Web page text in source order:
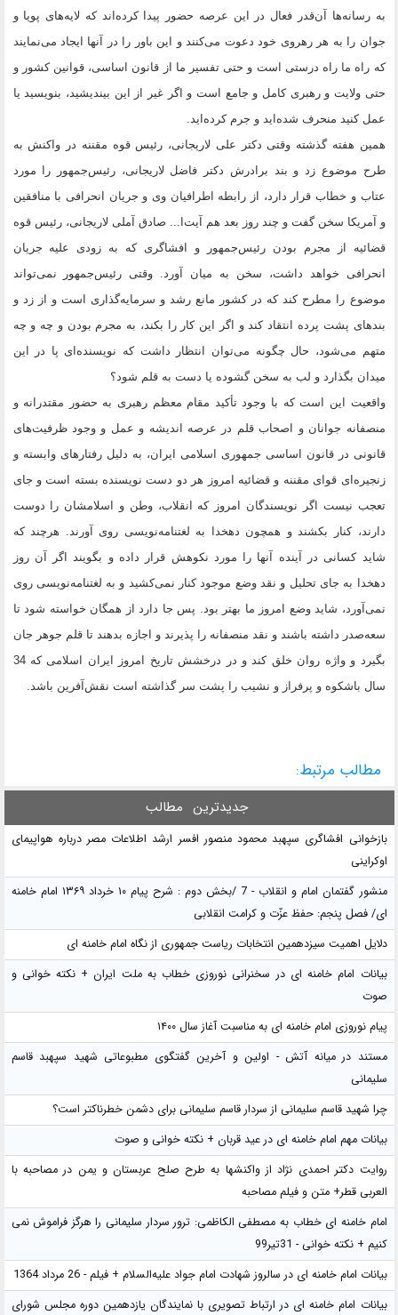
به رسانه‌ها آن‌قدر فعال در این عرصه حضور پیدا کرده‌اند که لایه‌های پویا و
جوان را به هر رهروی خود دعوت می‌کنند و این باور را در آنها ایجاد می‌نمایند
که راه ما راه درستی است و حتی تفسیر ما از قانون اساسی، قوانین کشور و
حتی ولایت و رهبری کامل و جامع است و اگر غیر از این بیندیشید، بنویسید یا
عمل کنید منحرف شده‌اید و جرم کرده‌اید.
همین هفته گذشته وقتی دکتر علی لاریجانی، رئیس قوه مقننه در واکنش به
طرح موضوع زد و بند برادرش دکتر فاضل لاریجانی، رئیس‌جمهور را مورد
عتاب و خطاب قرار دارد، از رابطه اطرافیان وی و جریان انحرافی با منافقین
و آمریکا سخن گفت و چند روز بعد هم آیت‌ا... صادق آملی لاریجانی، رئیس قوه
قضائیه از مجرم بودن رئیس‌جمهور و افشاگری که به زودی علیه جریان
انحرافی خواهد داشت، سخن به میان آورد. وقتی رئیس‌جمهور نمی‌تواند
موضوع را مطرح کند که در کشور مانع رشد و سرمایه‌گذاری است و از زد و
بندهای پشت پرده انتقاد کند و اگر این کار را بکند، به مجرم بودن و چه و چه
متهم می‌شود، حال چگونه می‌توان انتظار داشت که نویسنده‌ای پا در این
میدان بگذارد و لب به سخن گشوده یا دست به قلم شود؟
واقعیت این است که با وجود تأکید مقام معظم رهبری به حضور مقتدرانه و
منصفانه جوانان و اصحاب قلم در عرصه اندیشه و عمل و وجود ظرفیت‌های
قانونی در قانون اساسی جمهوری اسلامی ایران، به دلیل رفتارهای وابسته و
زنجیره‌ای قوای مقننه و قضائیه امروز هر دو دست نویسنده بسته است و جای
تعجب نیست اگر نویسندگان امروز که انقلاب، وطن و اسلامشان را دوست
دارند، کنار بکشند و همچون دهخدا به لغتنامه‌نویسی روی آورند. هرچند که
شاید کسانی در آینده آنها را مورد نکوهش قرار داده و بگویند اگر آن روز
دهخدا به جای تحلیل و نقد وضع موجود کنار نمی‌کشید و به لغتنامه‌نویسی روی
نمی‌آورد، شاید وضع امروز ما بهتر بود. پس جا دارد از همگان خواسته شود تا
سعه‌صدر داشته باشند و نقد منصفانه را پذیرند و اجازه بدهند تا قلم جوهر جان
بگیرد و واژه روان خلق کند و در درخشش تاریخ امروز ایران اسلامی که 34
سال باشکوه و پرفراز و نشیب را پشت سر گذاشته است نقش‌آفرین باشد.
مطالب مرتبط:
جدیدترین مطالب
بازخوانی افشاگری سپهبد محمود منصور افسر ارشد اطلاعات مصر درباره هواپیمای
اوکراینی
منشور گفتمان امام و انقلاب - 7 /بخش دوم : شرح پیام ۱۰ خرداد ۱۳۶۹ امام خامنه
ای/ فصل پنجم: حفظ عزّت و کرامت انقلابی
دلایل اهمیت سیزدهمین انتخابات ریاست جمهوری از نگاه امام خامنه ای
بیانات امام خامنه ای در سخنرانی نوروزی خطاب به ملت ایران + نکته خوانی و
صوت
پیام نوروزی امام خامنه ای به مناسبت آغاز سال ۱۴۰۰
مستند در میانه آتش - اولین و آخرین گفتگوی مطبوعاتی شهید سپهبد قاسم
سلیمانی
چرا شهید قاسم سلیمانی از سردار قاسم سلیمانی برای دشمن خطرناکتر است؟
بیانات مهم امام خامنه ای در عید قربان + نکته خوانی و صوت
روایت دکتر احمدی نژاد از واکنشها به طرح صلح عربستان و یمن در مصاحبه با
العربی قطر+ متن و فیلم مصاحبه
امام خامنه ای خطاب به مصطفی الکاظمی: ترور سردار سلیمانی را هرگز فراموش نمی
کنیم + نکته خوانی - 31تیر99
بیانات امام خامنه ای در سالروز شهادت امام جواد علیه‌السلام + فیلم - 26 مرداد 1364
بیانات امام خامنه ای در ارتباط تصویری با نمایندگان یازدهمین دوره مجلس شورای